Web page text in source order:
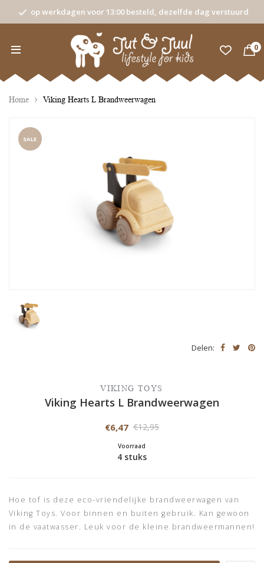
op werkdagen voor 13:00 besteld, dezelfde dag verstuurd
0
Home Viking Hearts L Brandweerwagen
SALE
Delen:
VIKING TOYS
Viking Hearts L Brandweerwagen
€6,47 €12,95
Voorraad
4 stuks
Hoe tof is deze eco-vriendelijke brandweerwagen van
Viking Toys. Voor binnen en buiten gebruik. Kan gewoon
in de vaatwasser. Leuk voor de kleine brandweermannen!